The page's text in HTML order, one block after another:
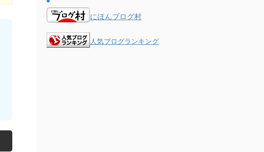
にほんブログ村
人気ブログランキング